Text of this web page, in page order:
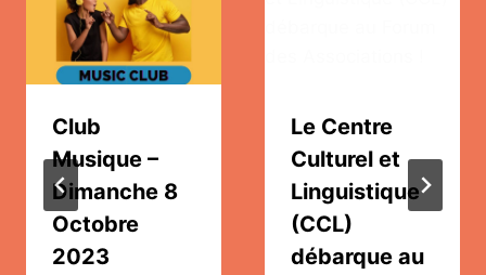
Club
Musique –
Dimanche 8
Octobre
2023
Le Centre
Culturel et
Linguistique
(CCL)
débarque au